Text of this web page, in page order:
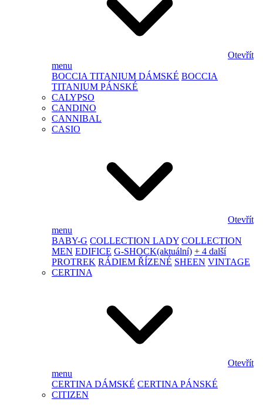
Otevřít
menu
BOCCIA TITANIUM DÁMSKÉ BOCCIA
TITANIUM PÁNSKÉ
CALYPSO
CANDINO
CANNIBAL
CASIO
Otevřít
menu
BABY-G COLLECTION LADY COLLECTION
MEN EDIFICE G-SHOCK(aktuální) + 4 další
PROTREK RÁDIEM ŘÍZENÉ SHEEN VINTAGE
CERTINA
Otevřít
menu
CERTINA DÁMSKÉ CERTINA PÁNSKÉ
CITIZEN